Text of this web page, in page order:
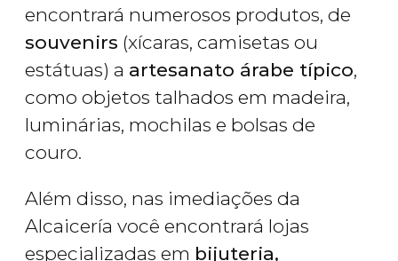
encontrará numerosos produtos, de
souvenirs (xícaras, camisetas ou
estátuas) a artesanato árabe típico,
como objetos talhados em madeira,
luminárias, mochilas e bolsas de
couro.
Além disso, nas imediações da
Alcaicería você encontrará lojas
especializadas em bijuteria,